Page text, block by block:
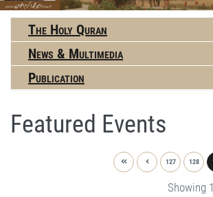
The Holy Quran
News & Multimedia
Publication
Featured Events
127 128
Showing